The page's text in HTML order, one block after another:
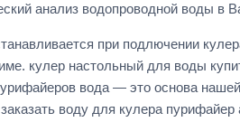
анализ водопроводной воды в
при подлючении
кулер настольный для воды
вода — это основа
воду для кулера